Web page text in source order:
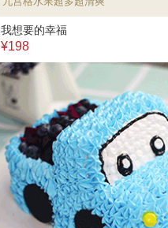
我想要的幸福
¥198